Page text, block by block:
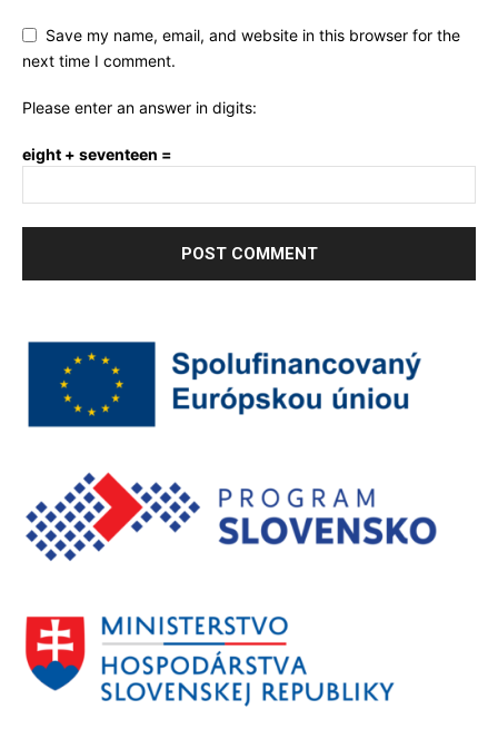
Save my name, email, and website in this browser for the
next time I comment.
Please enter an answer in digits:
eight + seventeen =